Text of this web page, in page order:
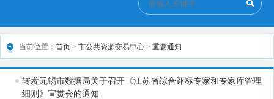
当前位置： 首页 > 市公共资源交易中心 > 重要通知
转发无锡市数据局关于召开《江苏省综合评标专家和专家库管理
细则》宣贯会的通知